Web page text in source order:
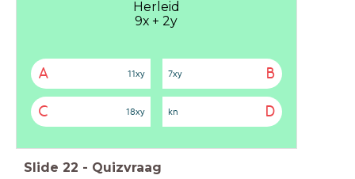
Herleid
9x + 2y
A 11xy B
7xy
C 18xy D
kn
Slide 22 - Quizvraag